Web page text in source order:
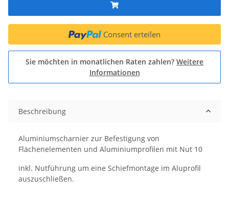
Consent erteilen
Sie möchten in monatlichen Raten zahlen? Weitere
Informationen
Beschreibung
Aluminiumscharnier zur Befestigung von
Flächenelementen und Aluminiumprofilen mit Nut 10
inkl. Nutführung um eine Schiefmontage im Aluprofil
auszuschließen.